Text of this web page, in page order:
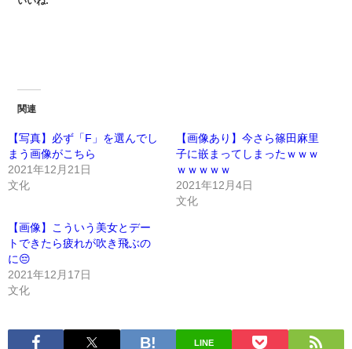
関連
【写真】必ず「F」を選んでし
まう画像がこちら
2021年12月21日
文化
【画像あり】今さら篠田麻里
子に嵌まってしまったｗｗｗ
ｗｗｗｗｗ
2021年12月4日
文化
【画像】こういう美女とデー
トできたら疲れが吹き飛ぶの
に😔
2021年12月17日
文化
LINE